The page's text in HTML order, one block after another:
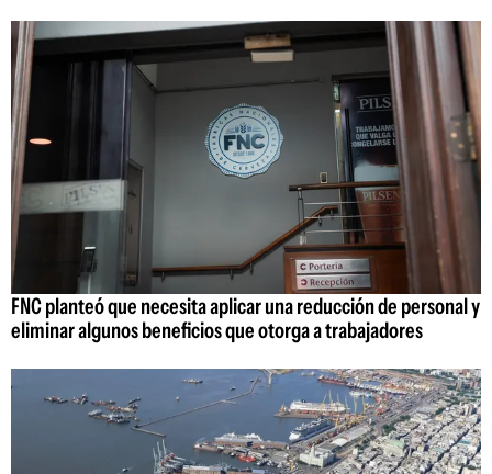
FNC planteó que necesita aplicar una reducción de personal y
eliminar algunos beneficios que otorga a trabajadores